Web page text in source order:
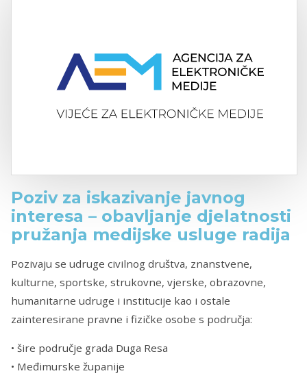
Poziv za iskazivanje javnog
interesa – obavljanje djelatnosti
pružanja medijske usluge radija
Pozivaju se udruge civilnog društva, znanstvene,
kulturne, sportske, strukovne, vjerske, obrazovne,
humanitarne udruge i institucije kao i ostale
zainteresirane pravne i fizičke osobe s područja:
• šire područje grada Duga Resa
• Međimurske županije